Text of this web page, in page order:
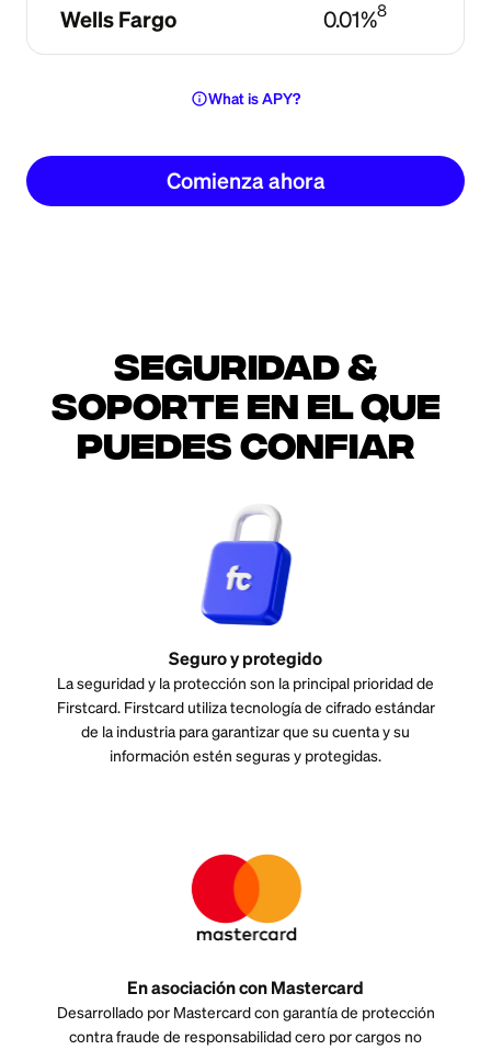
Wells Fargo 0.01%8
infoWhat is APY?
Comienza ahora
Seguridad &
soporte en el que
puedes confiar
Seguro y protegido
La seguridad y la protección son la principal prioridad de
Firstcard. Firstcard utiliza tecnología de cifrado estándar
de la industria para garantizar que su cuenta y su
información estén seguras y protegidas.
En asociación con Mastercard
Desarrollado por Mastercard con garantía de protección
contra fraude de responsabilidad cero por cargos no